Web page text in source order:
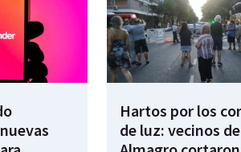
Hartos por los
de luz: vecinos de